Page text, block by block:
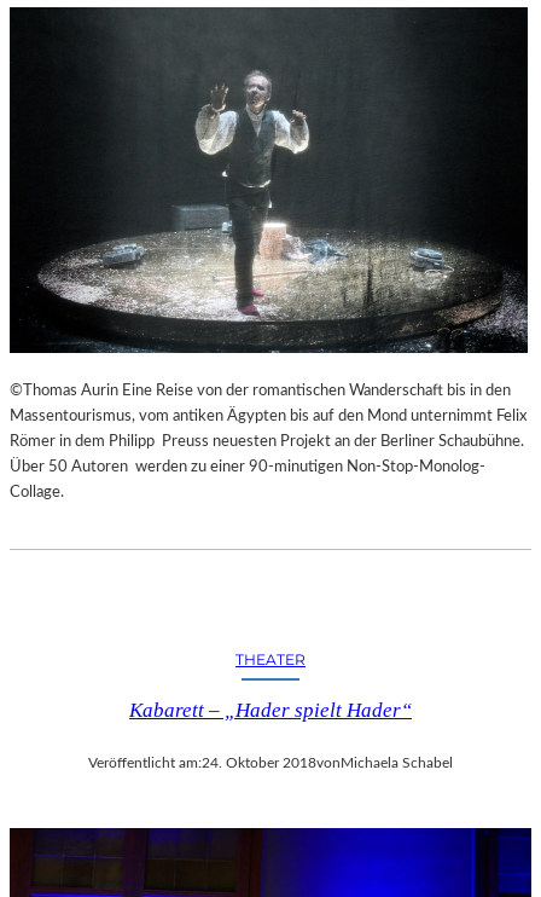
©Thomas Aurin Eine Reise von der romantischen Wanderschaft bis in den
Massentourismus, vom antiken Ägypten bis auf den Mond unternimmt Felix
Römer in dem Philipp Preuss neuesten Projekt an der Berliner Schaubühne.
Über 50 Autoren werden zu einer 90-minutigen Non-Stop-Monolog-
Collage.
THEATER
Kabarett – „Hader spielt Hader“
Veröffentlicht am:24. Oktober 2018vonMichaela Schabel